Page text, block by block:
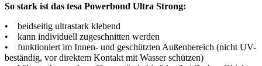
So stark ist das tesa Powerbond Ultra Strong:
• beidseitig ultrastark klebend
• kann individuell zugeschnitten werden
• funktioniert im Innen- und geschützten Außenbereich (nicht UV-
beständig, vor direktem Kontakt mit Wasser schützen)